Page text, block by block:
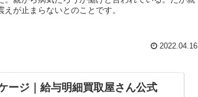
えが止まらないとのことです。
2022.04.16
ージ｜給与明細買取屋さん公式